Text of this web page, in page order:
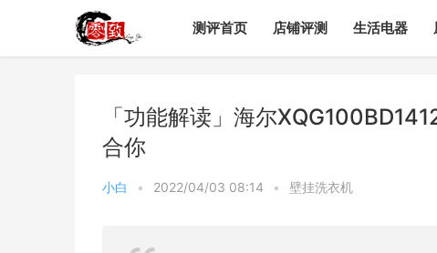
测评首页 店铺评测 生活电器
「功能解读」海尔
合你
小白 • 2022/04/03 08:14 • 壁挂洗衣机